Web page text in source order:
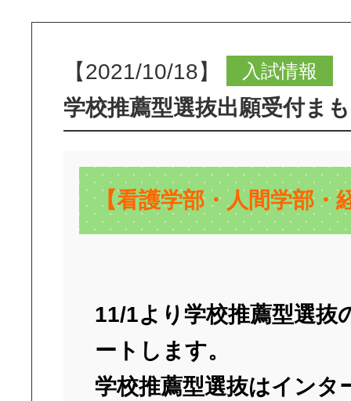
【2021/10/18】 入試情報
学校推薦型選抜出願受付ま
【看護学部・人間学部・
11/1より学校推薦型選抜
ートします。
学校推薦型選抜はインタ